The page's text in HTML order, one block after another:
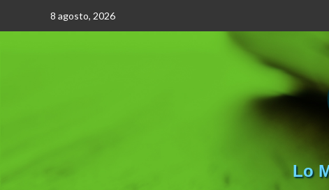
8 agosto, 2026
Lo